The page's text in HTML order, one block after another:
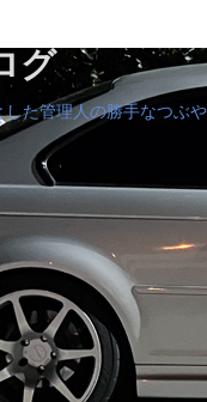
グ
た管理人の勝手なつぶ